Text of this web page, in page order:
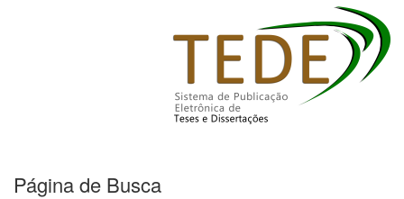
Página de Busca